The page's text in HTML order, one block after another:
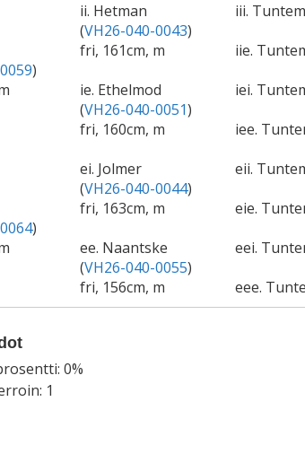
)
ii. Hetman
(VH26-040-0043)
fri, 161cm, m
iii.
iie.
ie. Ethelmod
(VH26-040-0051)
fri, 160cm, m
iei.
iee.
)
ei. Jolmer
(VH26-040-0044)
fri, 163cm, m
eii.
eie.
ee. Naantske
(VH26-040-0055)
fri, 156cm, m
eei.
eee.
0%
1